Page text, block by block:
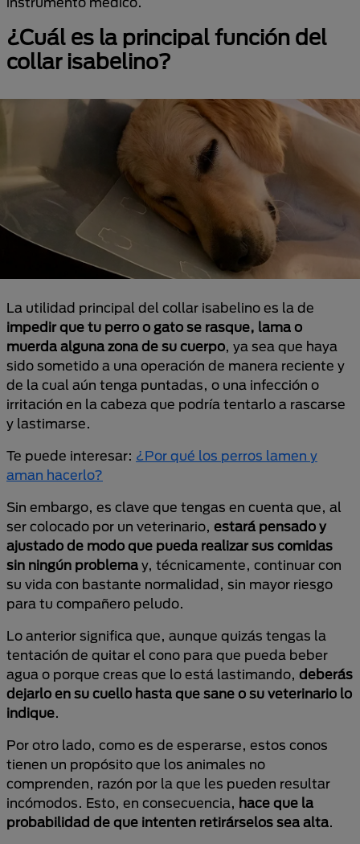
¿Cuál es la principal función del
collar isabelino?
La utilidad principal del collar isabelino es la de
impedir que tu perro o gato se rasque, lama o
muerda alguna zona de su cuerpo, ya sea que haya
sido sometido a una operación de manera reciente y
de la cual aún tenga puntadas, o una infección o
irritación en la cabeza que podría tentarlo a rascarse
y lastimarse.
Te puede interesar: ¿Por qué los perros lamen y
aman hacerlo?
Sin embargo, es clave que tengas en cuenta que, al
ser colocado por un veterinario, estará pensado y
ajustado de modo que pueda realizar sus comidas
sin ningún problema y, técnicamente, continuar con
su vida con bastante normalidad, sin mayor riesgo
para tu compañero peludo.
Lo anterior significa que, aunque quizás tengas la
tentación de quitar el cono para que pueda beber
agua o porque creas que lo está lastimando, deberás
dejarlo en su cuello hasta que sane o su veterinario lo
indique.
Por otro lado, como es de esperarse, estos conos
tienen un propósito que los animales no
comprenden, razón por la que les pueden resultar
incómodos. Esto, en consecuencia, hace que la
probabilidad de que intenten retirárselos sea alta.